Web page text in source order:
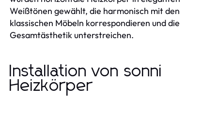
Weißtönen gewählt, die harmonisch mit den
klassischen Möbeln korrespondieren und die
Gesamtästhetik unterstreichen.
Installation von sonni
Heizkörper